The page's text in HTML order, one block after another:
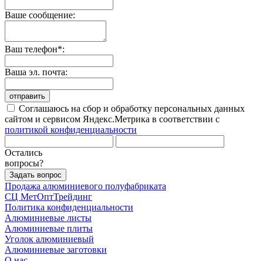
Ваше сообщение:
Ваш телефон*:
Ваша эл. почта:
отправить
Соглашаюсь на сбор и обработку персональных данных
сайтом и сервисом Яндекс.Метрика в соответствии с
политикой конфиденциальности
Остались
вопросы?
Задать вопрос
Продажа алюминиевого полуфабриката
СЦ МетОптТрейдинг
Политика конфиденциальности
Алюминиевые листы
Алюминиевые плиты
Уголок алюминиевый
Алюминиевые заготовки